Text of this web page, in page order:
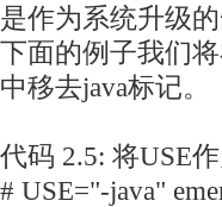
是作为系统升级
下面的例子我们
中移去java标记。
代码 2.5: 将USE
# USE="-java"